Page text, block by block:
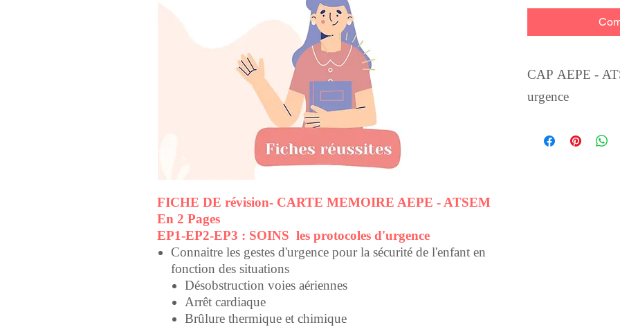
FICHE DE révision- CARTE MEMOIRE AEPE - ATSEM
En 2 Pages
EP1-EP2-EP3 : SOINS les protocoles d'urgence
Connaitre les gestes d'urgence pour la sécurité de l'enfant en
fonction des situations
Désobstruction voies aériennes
Arrêt cardiaque
Brûlure thermique et chimique
CAP AEPE -
urgence
carte mémoire